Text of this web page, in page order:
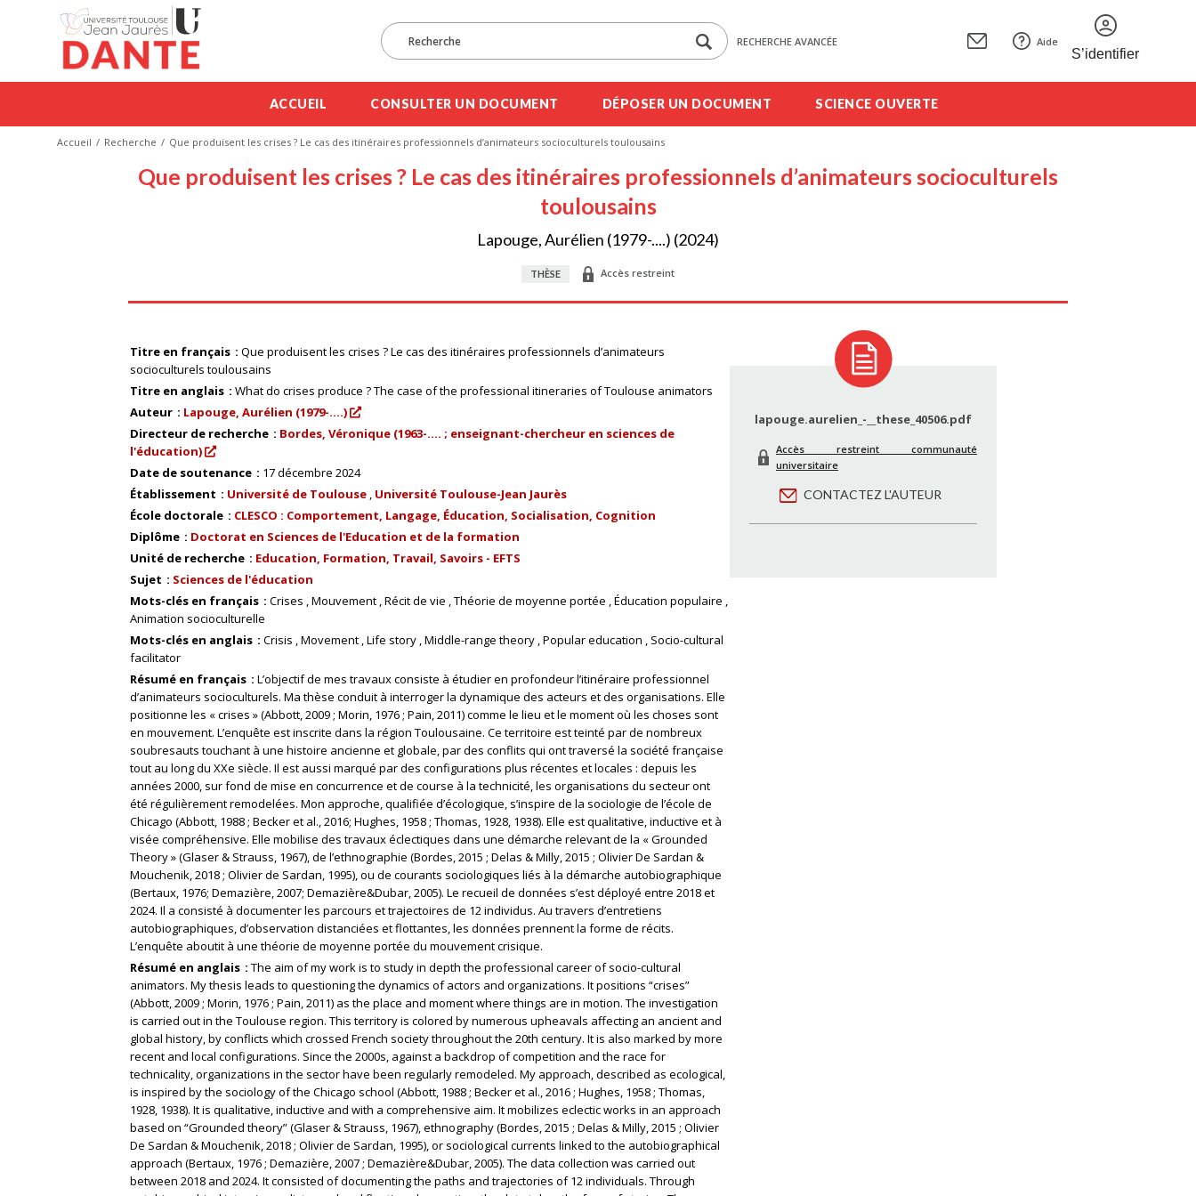
RECHERCHE AVANCÉE Aide
S’identifier
ACCUEIL CONSULTER UN DOCUMENT DÉPOSER UN DOCUMENT SCIENCE OUVERTE
Accueil Recherche Que produisent les crises ? Le cas des itinéraires professionnels d’animateurs socioculturels toulousains
Que produisent les crises ? Le cas des itinéraires professionnels d’animateurs socioculturels
toulousains
Lapouge, Aurélien (1979-....) (2024)
THÈSE Accès restreint
Titre en français
Que produisent les crises ? Le cas des itinéraires professionnels d’animateurs
socioculturels toulousains
Titre en anglais
What do crises produce ? The case of the professional itineraries of Toulouse animators
Auteur
Lapouge, Aurélien (1979-....)
Directeur de recherche
Bordes, Véronique (1963-.... ; enseignant-chercheur en sciences de
l'éducation)
Date de soutenance
17 décembre 2024
Établissement
Université de Toulouse Université Toulouse-Jean Jaurès
École doctorale
CLESCO : Comportement, Langage, Éducation, Socialisation, Cognition
Diplôme
Doctorat en Sciences de l'Education et de la formation
Unité de recherche
Education, Formation, Travail, Savoirs - EFTS
Sujet
Sciences de l'éducation
Mots-clés en français
Crises Mouvement Récit de vie Théorie de moyenne portée Éducation populaire
Animation socioculturelle
Mots-clés en anglais
Crisis Movement Life story Middle-range theory Popular education
Socio-cultural
facilitator
Résumé en français
L’objectif de mes travaux consiste à étudier en profondeur l’itinéraire professionnel
d’animateurs socioculturels. Ma thèse conduit à interroger la dynamique des acteurs et des organisations. Elle
positionne les « crises » (Abbott, 2009 ; Morin, 1976 ; Pain, 2011) comme le lieu et le moment où les choses sont
en mouvement. L’enquête est inscrite dans la région Toulousaine. Ce territoire est teinté par de nombreux
soubresauts touchant à une histoire ancienne et globale, par des conflits qui ont traversé la société française
tout au long du XXe siècle. Il est aussi marqué par des configurations plus récentes et locales : depuis les
années 2000, sur fond de mise en concurrence et de course à la technicité, les organisations du secteur ont
été régulièrement remodelées. Mon approche, qualifiée d’écologique, s’inspire de la sociologie de l’école de
Chicago (Abbott, 1988 ; Becker et al., 2016; Hughes, 1958 ; Thomas, 1928, 1938). Elle est qualitative, inductive et à
visée compréhensive. Elle mobilise des travaux éclectiques dans une démarche relevant de la « Grounded
Theory » (Glaser & Strauss, 1967), de l’ethnographie (Bordes, 2015 ; Delas & Milly, 2015 ; Olivier De Sardan &
Mouchenik, 2018 ; Olivier de Sardan, 1995), ou de courants sociologiques liés à la démarche autobiographique
(Bertaux, 1976; Demazière, 2007; Demazière&Dubar, 2005). Le recueil de données s’est déployé entre 2018 et
2024. Il a consisté à documenter les parcours et trajectoires de 12 individus. Au travers d’entretiens
autobiographiques, d’observation distanciées et flottantes, les données prennent la forme de récits.
L’enquête aboutit à une théorie de moyenne portée du mouvement crisique.
Résumé en anglais
The aim of my work is to study in depth the professional career of socio-cultural
animators. My thesis leads to questioning the dynamics of actors and organizations. It positions “crises”
(Abbott, 2009 ; Morin, 1976 ; Pain, 2011) as the place and moment where things are in motion. The investigation
is carried out in the Toulouse region. This territory is colored by numerous upheavals affecting an ancient and
global history, by conflicts which crossed French society throughout the 20th century. It is also marked by more
recent and local configurations. Since the 2000s, against a backdrop of competition and the race for
technicality, organizations in the sector have been regularly remodeled. My approach, described as ecological,
is inspired by the sociology of the Chicago school (Abbott, 1988 ; Becker et al., 2016 ; Hughes, 1958 ; Thomas,
1928, 1938). It is qualitative, inductive and with a comprehensive aim. It mobilizes eclectic works in an approach
based on “Grounded theory” (Glaser & Strauss, 1967), ethnography (Bordes, 2015 ; Delas & Milly, 2015 ; Olivier
De Sardan & Mouchenik, 2018 ; Olivier de Sardan, 1995), or sociological currents linked to the autobiographical
approach (Bertaux, 1976 ; Demazière, 2007 ; Demazière&Dubar, 2005). The data collection was carried out
between 2018 and 2024. It consisted of documenting the paths and trajectories of 12 individuals. Through
lapouge.aurelien_-__these_40506.pdf
Accès restreint communauté
universitaire
CONTACTEZ L'AUTEUR